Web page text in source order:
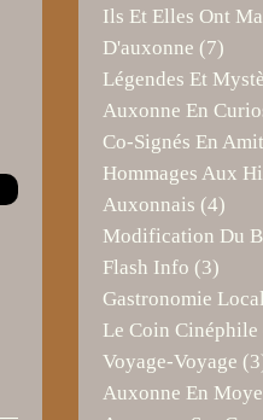
Ils Et Elles Ont
D'auxonne (7)
Légendes Et
Auxonne En
Co-Signés En
Hommages Aux
Auxonnais (4)
Modification Du
Flash Info (3)
Gastronomie
Le Coin Cinéphile
Voyage-Voyage
Auxonne En